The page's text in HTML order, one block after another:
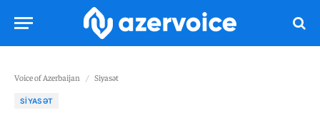
Voice of Azerbaijan / Siyasət
SIYASƏT